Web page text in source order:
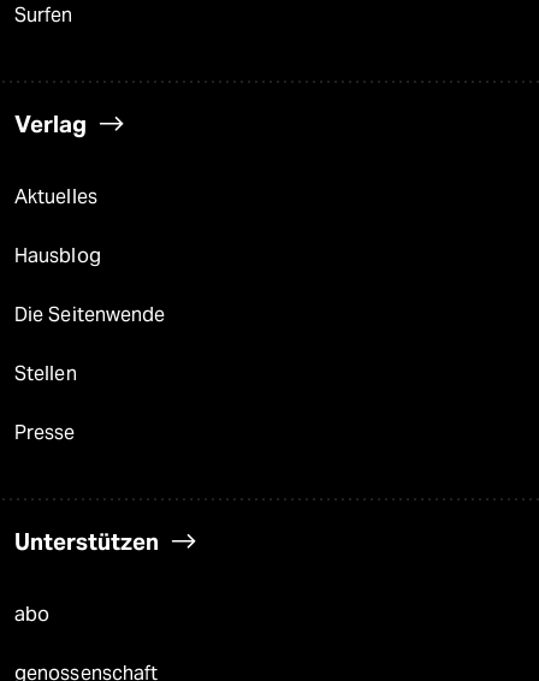
Surfen
Verlag
Aktuelles
Hausblog
Die Seitenwende
Stellen
Presse
Unterstützen
abo
genossenschaft